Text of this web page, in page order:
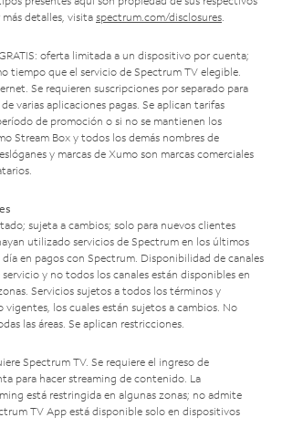
detalles, visita spectrum.com/disclosures.
oferta limitada a un dispositivo por cuenta;
tiempo que el servicio de Spectrum TV elegible.
Se requieren suscripciones por separado para
varias aplicaciones pagas. Se aplican tarifas
de promoción o si no se mantienen los
Stream Box y todos los demás nombres de
y marcas de Xumo son marcas comerciales
sujeta a cambios; solo para nuevos clientes
utilizado servicios de Spectrum en los últimos
en pagos con Spectrum. Disponibilidad de canales
y no todos los canales están disponibles en
Servicios sujetos a todos los términos y
vigentes, los cuales están sujetos a cambios. No
las áreas. Se aplican restricciones.
Spectrum TV. Se requiere el ingreso de
para hacer streaming de contenido. La
está restringida en algunas zonas; no admite
TV App está disponible solo en dispositivos